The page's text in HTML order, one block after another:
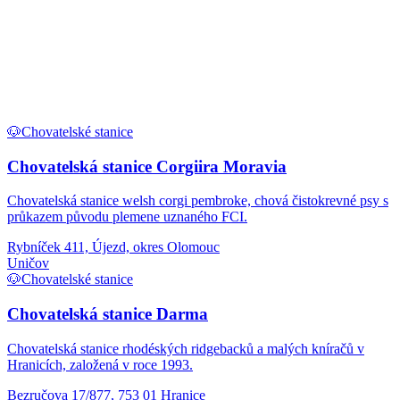
🐶Chovatelské stanice
Chovatelská stanice Corgiira Moravia
Chovatelská stanice welsh corgi pembroke, chová čistokrevné psy s
průkazem původu plemene uznaného FCI.
Rybníček 411, Újezd, okres Olomouc
Uničov
🐶Chovatelské stanice
Chovatelská stanice Darma
Chovatelská stanice rhodéských ridgebacků a malých kníračů v
Hranicích, založená v roce 1993.
Bezručova 17/877, 753 01 Hranice